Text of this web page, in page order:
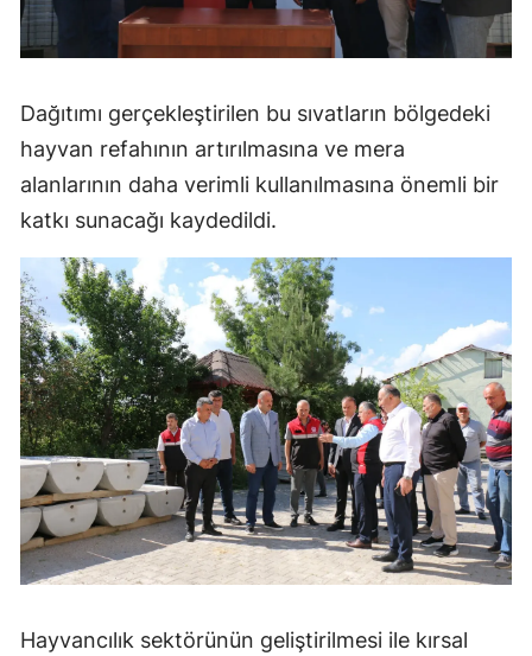
Zonguldak
Karaman
Bartın
Ardahan
Iğdır
Yalova
Karabük
Dağıtımı gerçekleştirilen bu sıvatların bölgedeki
hayvan refahının artırılmasına ve mera
alanlarının daha verimli kullanılmasına önemli bir
katkı sunacağı kaydedildi.
Hayvancılık sektörünün geliştirilmesi ile kırsal